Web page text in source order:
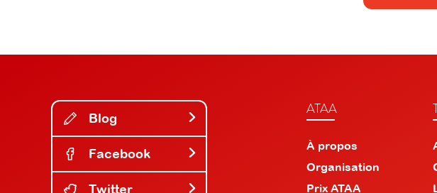
Blog
Facebook
Twitter
ATAA
À propos
Organisation
Prix ATAA